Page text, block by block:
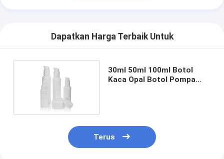
Dapatkan Harga Terbaik Untuk
30ml 50ml 100ml Botol
Kaca Opal Botol Pompa
Terus